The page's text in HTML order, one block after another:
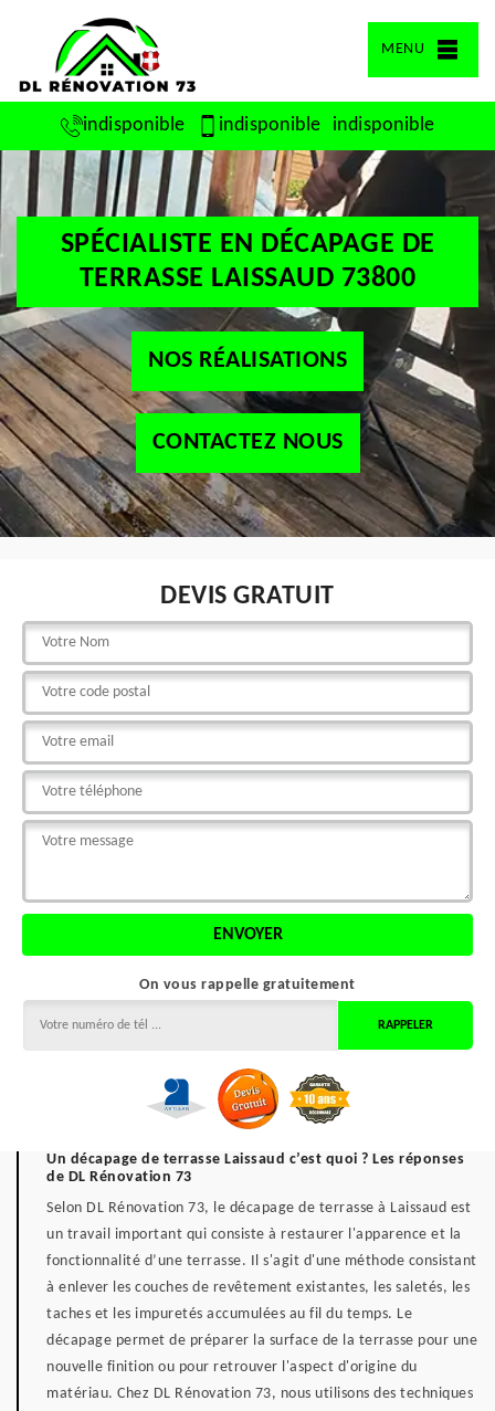
MENU
indisponible indisponible indisponible
SPÉCIALISTE EN DÉCAPAGE DE
TERRASSE LAISSAUD 73800
NOS RÉALISATIONS
CONTACTEZ NOUS
DEVIS GRATUIT
On vous rappelle gratuitement
Un décapage de terrasse Laissaud c’est quoi ? Les réponses
de DL Rénovation 73
Selon DL Rénovation 73, le décapage de terrasse à Laissaud est
un travail important qui consiste à restaurer l'apparence et la
fonctionnalité d’une terrasse. Il s'agit d'une méthode consistant
à enlever les couches de revêtement existantes, les saletés, les
taches et les impuretés accumulées au fil du temps. Le
décapage permet de préparer la surface de la terrasse pour une
nouvelle finition ou pour retrouver l'aspect d'origine du
matériau. Chez DL Rénovation 73, nous utilisons des techniques